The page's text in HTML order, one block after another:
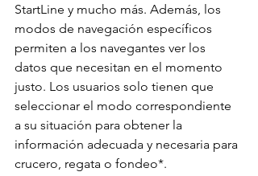
StartLine y mucho más. Además, los
modos de navegación específicos
permiten a los navegantes ver los
datos que necesitan en el momento
justo. Los usuarios solo tienen que
seleccionar el modo correspondiente
a su situación para obtener la
información adecuada y necesaria para
crucero, regata o fondeo*.